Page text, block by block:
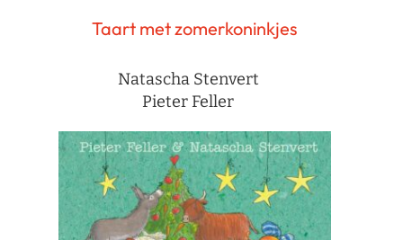
Taart met zomerkoninkjes
Natascha Stenvert
Pieter Feller